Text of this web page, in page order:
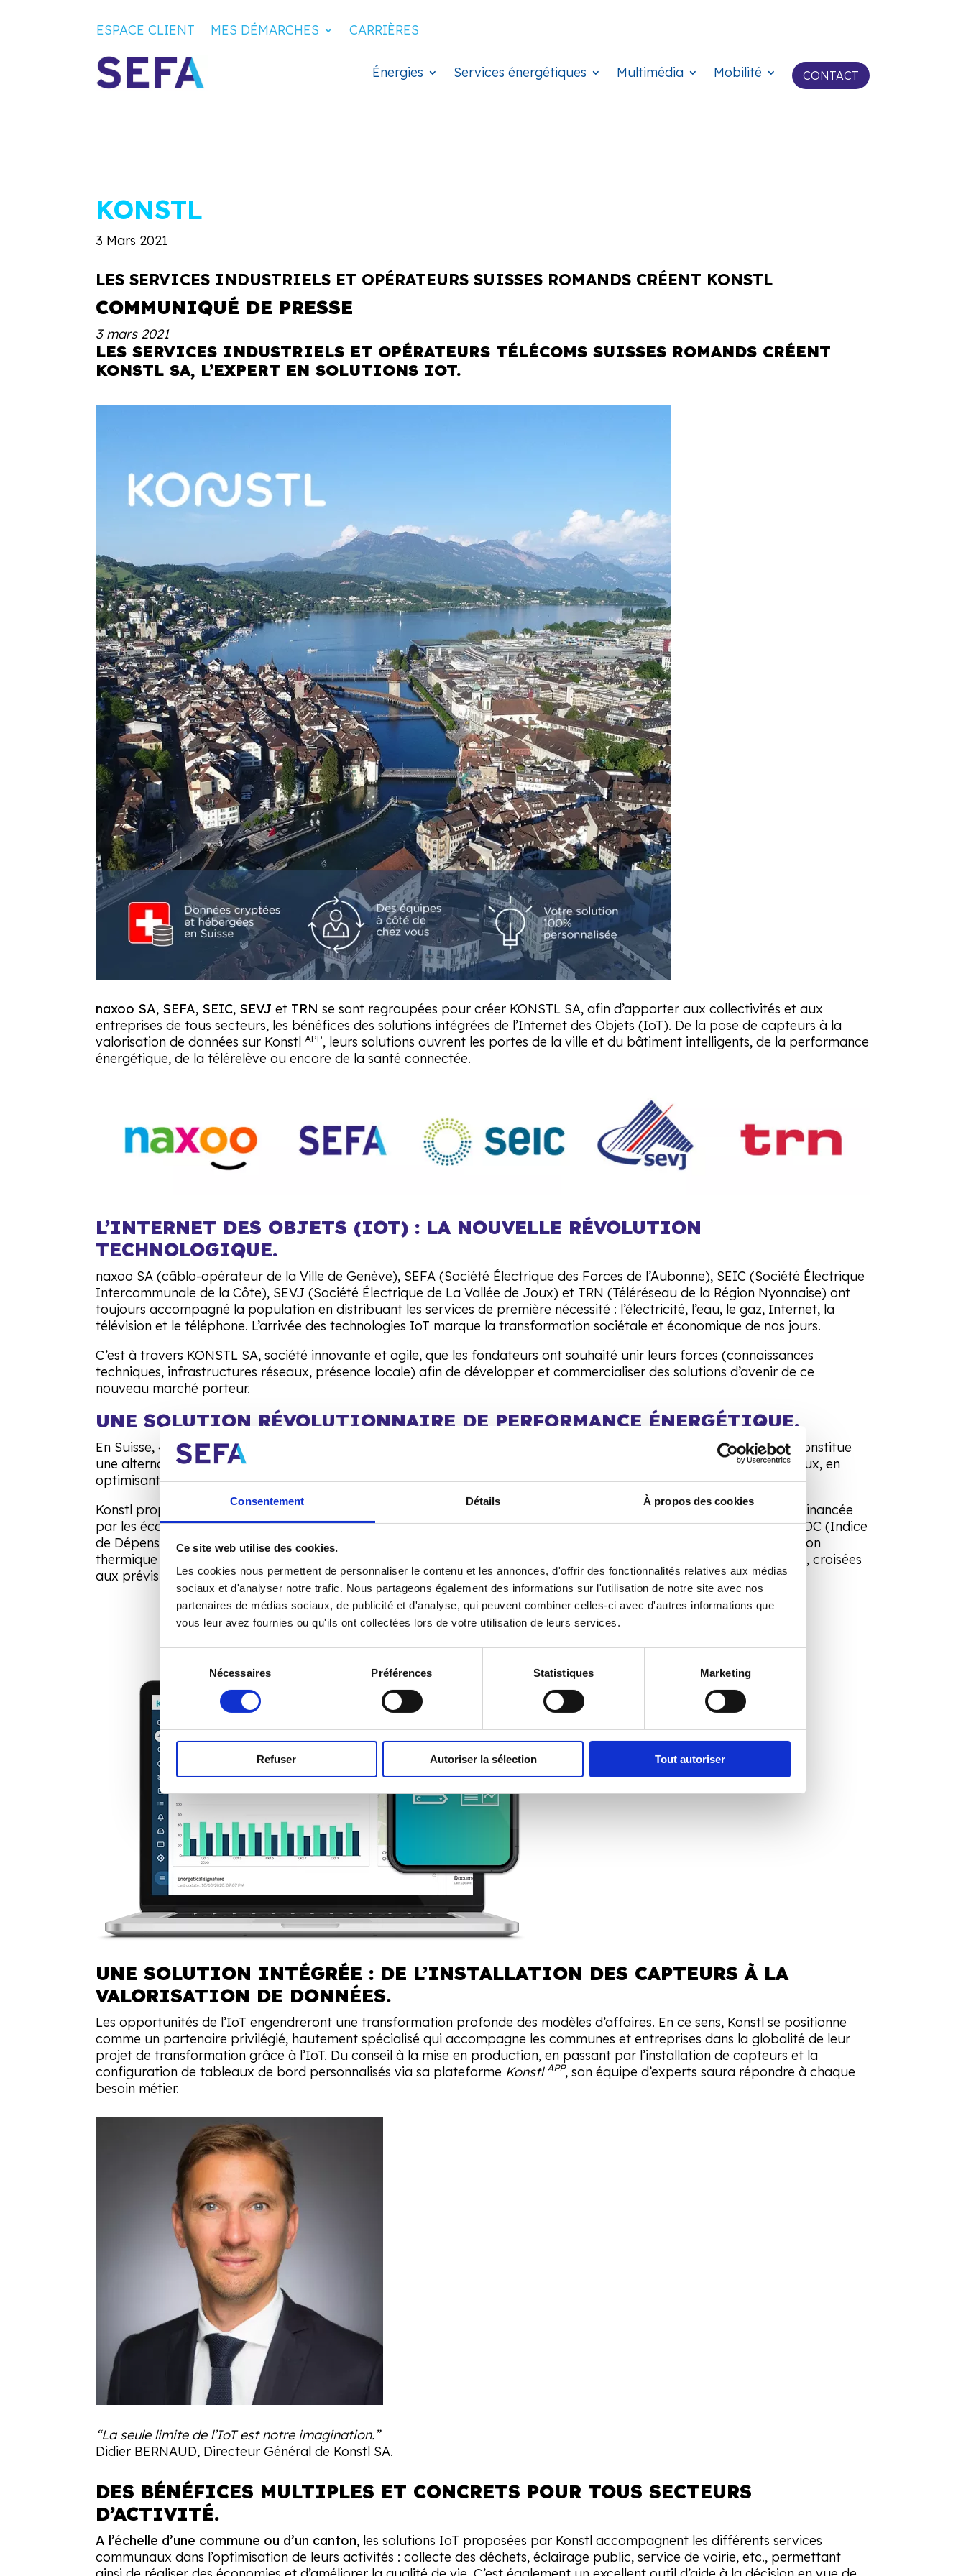
Consentement Détails À propos des cookies
Ce site web utilise des cookies.
Les cookies nous permettent de personnaliser le contenu et les annonces, d'offrir des fonctionnalités relatives aux médias
sociaux et d'analyser notre trafic. Nous partageons également des informations sur l'utilisation de notre site avec nos
partenaires de médias sociaux, de publicité et d'analyse, qui peuvent combiner celles-ci avec d'autres informations que
vous leur avez fournies ou qu'ils ont collectées lors de votre utilisation de leurs services.
consentement
Nécessaires Préférences Statistiques Marketing
Refuser Autoriser la sélection Tout autoriser
ESPACE CLIENT MES DÉMARCHES CARRIÈRES
Énergies Services énergétiques Multimédia Mobilité CONTACT
KONSTL
3 Mars 2021
LES SERVICES INDUSTRIELS ET OPÉRATEURS SUISSES ROMANDS CRÉENT KONSTL
COMMUNIQUÉ DE PRESSE
3 mars 2021
LES SERVICES INDUSTRIELS ET OPÉRATEURS TÉLÉCOMS SUISSES ROMANDS CRÉENT
KONSTL SA, L’EXPERT EN SOLUTIONS IOT.
naxoo SA, SEFA, SEIC, SEVJ et TRN se sont regroupées pour créer KONSTL SA, afin d’apporter aux collectivités et aux
entreprises de tous secteurs, les bénéfices des solutions intégrées de l’Internet des Objets (IoT). De la pose de capteurs à la
valorisation de données sur KonstlAPP, leurs solutions ouvrent les portes de la ville et du bâtiment intelligents, de la performance
énergétique, de la télérelève ou encore de la santé connectée.
L’INTERNET DES OBJETS (IOT) : LA NOUVELLE RÉVOLUTION
TECHNOLOGIQUE.
naxoo SA (câblo-opérateur de la Ville de Genève), SEFA (Société Électrique des Forces de l’Aubonne), SEIC (Société Électrique
Intercommunale de la Côte), SEVJ (Société Électrique de La Vallée de Joux) et TRN (Téléréseau de la Région Nyonnaise) ont
toujours accompagné la population en distribuant les services de première nécessité : l’électricité, l’eau, le gaz, Internet, la
télévision et le téléphone. L’arrivée des technologies IoT marque la transformation sociétale et économique de nos jours.
C’est à travers KONSTL SA, société innovante et agile, que les fondateurs ont souhaité unir leurs forces (connaissances
techniques, infrastructures réseaux, présence locale) afin de développer et commercialiser des solutions d’avenir de ce
nouveau marché porteur.
UNE SOLUTION RÉVOLUTIONNAIRE DE PERFORMANCE ÉNERGÉTIQUE.
En Suisse, 40% des consommation d’énergie et 30% des émissions de CO
relèvent des bâtiments. La solution Konstl constitue
une alternative au remplacement de matériel à neuf ou au déploiement de projets d’isolation pouvant s’avérer onéreux, en
optimisant la performance des installations existantes.
Konstl propose un nouveau modèle d’affaires en matière de performance énergétique. Une solution connectée, autofinancée
par les économies réalisées, elles-mêmes garanties contractuellement. Ce service contribue ainsi à la diminution de l’IDC (Indice
de Dépense de Chaleur) et de l’empreinte CO
des bâtiments. Les données récoltées servent à concevoir la modélisation
thermique des bâtiments et connaître avec précision leurs signatures énergétiques. Ces données analysées en continu, croisées
aux prévisions météorologiques, permettent d’optimiser la production de chaleur.
UNE SOLUTION INTÉGRÉE : DE L’INSTALLATION DES CAPTEURS À LA
VALORISATION DE DONNÉES.
Les opportunités de l’IoT engendreront une transformation profonde des modèles d’affaires. En ce sens, Konstl se positionne
comme un partenaire privilégié, hautement spécialisé qui accompagne les communes et entreprises dans la globalité de leur
projet de transformation grâce à l’IoT. Du conseil à la mise en production, en passant par l’installation de capteurs et la
configuration de tableaux de bord personnalisés via sa plateforme KonstlAPP, son équipe d’experts saura répondre à chaque
besoin métier.
“La seule limite de l’IoT est notre imagination.”
Didier BERNAUD, Directeur Général de Konstl SA.
DES BÉNÉFICES MULTIPLES ET CONCRETS POUR TOUS SECTEURS
D’ACTIVITÉ.
A l’échelle d’une commune ou d’un canton, les solutions IoT proposées par Konstl accompagnent les différents services
communaux dans l’optimisation de leurs activités : collecte des déchets, éclairage public, service de voirie, etc., permettant